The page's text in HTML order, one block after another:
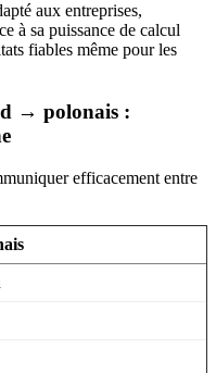
aux entreprises,
à sa puissance de calcul
fiables même pour les
→ polonais :
efficacement entre